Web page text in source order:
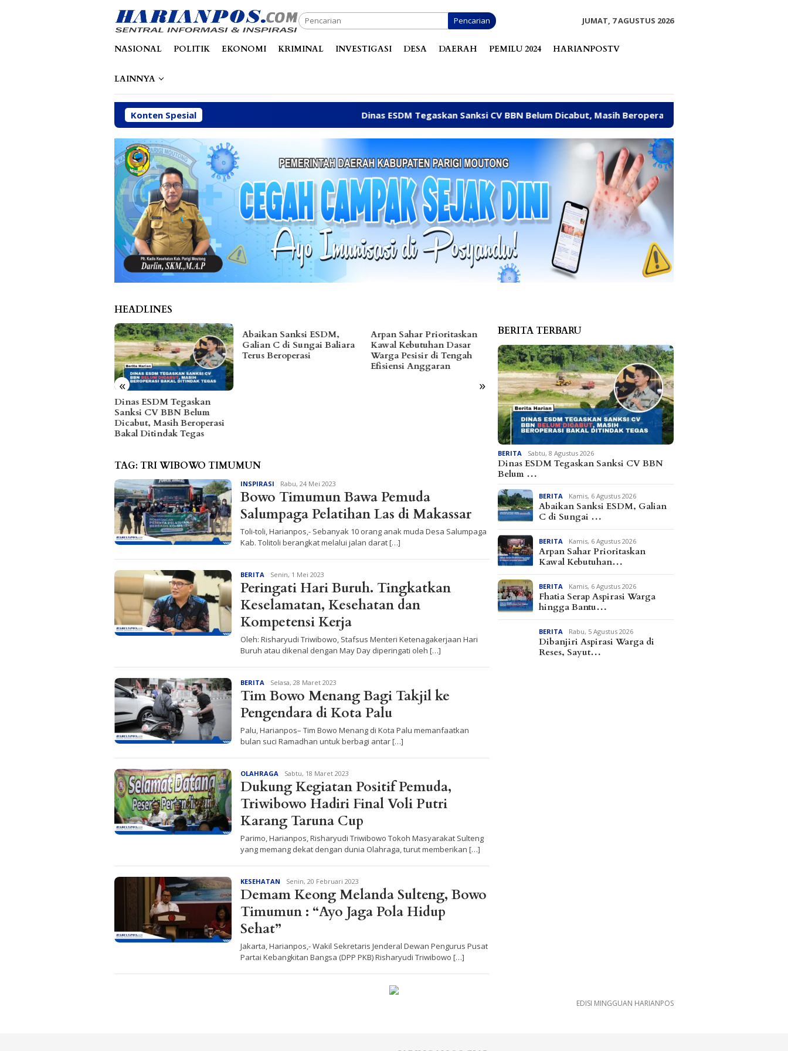
Pencarian JUMAT, 7 AGUSTUS 2026
NASIONAL POLITIK EKONOMI KRIMINAL INVESTIGASI DESA DAERAH PEMILU 2024 HARIANPOSTV
LAINNYA
Konten Spesial Dinas ESDM Tegaskan Sanksi CV BBN Belum Dicabut, Masih Beroperasi Bakal Ditindak Tegas
HEADLINES
« »
Abaikan Sanksi ESDM,
Galian C di Sungai Baliara
Terus Beroperasi
Arpan Sahar Prioritaskan
Kawal Kebutuhan Dasar
Warga Pesisir di Tengah
Fhatia Serap Aspirasi Warga
hingga Bantu Fasilitas
Tempat Ibadah Pakai Dana
Pribadi
Dibanjiri Aspirasi Warga di
Reses, Sayutin Ungkap
Tantangan Fiskal Parimo
2027
Alfres dan Matindas Duduk
Bareng Serap Aspirasi
Ratusan Warga di Parimo
TAG: TRI WIBOWO TIMUMUN
INSPIRASI Redaksi
Rabu, 24 Mei 2023
Bowo Timumun Bawa Pemuda
Salumpaga Pelatihan Las di Makassar
Toli-toli, Harianpos,- Sebanyak 10 orang anak muda Desa Salumpaga
Kab. Tolitoli berangkat melalui jalan darat […]
BERITA Redaksi
Senin, 1 Mei 2023
Peringati Hari Buruh. Tingkatkan
Keselamatan, Kesehatan dan
Kompetensi Kerja
Oleh: Risharyudi Triwibowo, Stafsus Menteri Ketenagakerjaan Hari
Buruh atau dikenal dengan May Day diperingati oleh […]
BERITA Redaksi
Selasa, 28 Maret 2023
Tim Bowo Menang Bagi Takjil ke
Pengendara di Kota Palu
Palu, Harianpos– Tim Bowo Menang di Kota Palu memanfaatkan
bulan suci Ramadhan untuk berbagi antar […]
OLAHRAGA Redaksi
Sabtu, 18 Maret 2023
Dukung Kegiatan Positif Pemuda,
Triwibowo Hadiri Final Voli Putri
Karang Taruna Cup
Parimo, Harianpos, Risharyudi Triwibowo Tokoh Masyarakat Sulteng
yang memang dekat dengan dunia Olahraga, turut memberikan […]
KESEHATAN Redaksi
Senin, 20 Februari 2023
Demam Keong Melanda Sulteng, Bowo
Timumun : “Ayo Jaga Pola Hidup
Sehat”
Jakarta, Harianpos,- Wakil Sekretaris Jenderal Dewan Pengurus Pusat
Partai Kebangkitan Bangsa (DPP PKB) Risharyudi Triwibowo […]
BERITA TERBARU
BERITA Sabtu, 8 Agustus 2026
Dinas ESDM Tegaskan Sanksi CV BBN
Belum …
BERITA Kamis, 6 Agustus 2026
Abaikan Sanksi ESDM, Galian
C di Sungai …
BERITA Kamis, 6 Agustus 2026
Arpan Sahar Prioritaskan
Kawal Kebutuhan…
BERITA Kamis, 6 Agustus 2026
Fhatia Serap Aspirasi Warga
hingga Bantu…
BERITA Rabu, 5 Agustus 2026
Dibanjiri Aspirasi Warga di
Reses, Sayut…
EDISI MINGGUAN HARIANPOS